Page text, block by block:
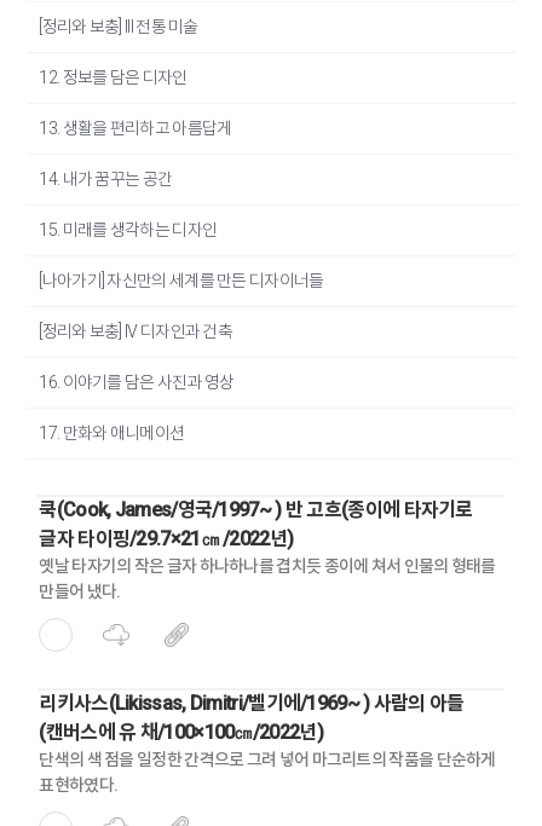
[정리와 보충] III 전통 미술
12. 정보를 담은 디자인
13. 생활을 편리하고 아름답게
14. 내가 꿈꾸는 공간
15. 미래를 생각하는 디자인
[나아가기] 자신만의 세계를 만든 디자이너들
[정리와 보충] IV 디자인과 건축
16. 이야기를 담은 사진과 영상
17. 만화와 애니메이션
쿡(Cook, James/영국/1997~ ) 반 고흐(종이에 타자기로
글자 타이핑/29.7×21㎝ /2022년)
옛날 타자기의 작은 글자 하나하나를 겹치듯 종이에 쳐서 인물의 형태를
만들어 냈다.
리키사스(Likissas, Dimitri/벨기에/1969~ ) 사람의 아들
(캔버스에 유 채/100×100㎝/2022년)
단색의 색 점을 일정한 간격으로 그려 넣어 마그리트의 작품을 단순하게
표현하였다.